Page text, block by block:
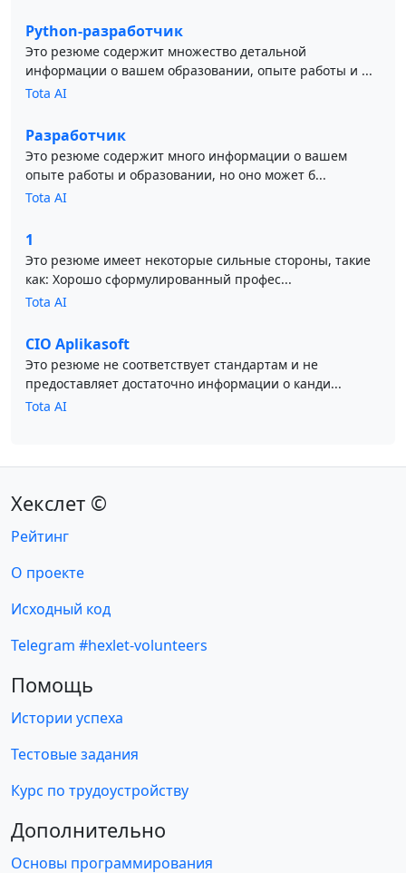
Python-разработчик
Это резюме содержит множество детальной
информации о вашем образовании, опыте работы и ...
Tota AI
Разработчик
Это резюме содержит много информации о вашем
опыте работы и образовании, но оно может б...
Tota AI
1
Это резюме имеет некоторые сильные стороны, такие
как: Хорошо сформулированный профес...
Tota AI
CIO Aplikasoft
Это резюме не соответствует стандартам и не
предоставляет достаточно информации о канди...
Tota AI
Хекслет ©
Рейтинг
О проекте
Исходный код
Telegram #hexlet-volunteers
Помощь
Истории успеха
Тестовые задания
Курс по трудоустройству
Дополнительно
Основы программирования